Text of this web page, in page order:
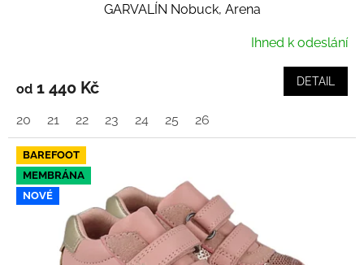
GARVALÍN Nobuck, Arena
Ihned k odeslání
od 1 440 Kč DETAIL
20 21 22 23 24 25 26
BAREFOOT
MEMBRÁNA
NOVÉ